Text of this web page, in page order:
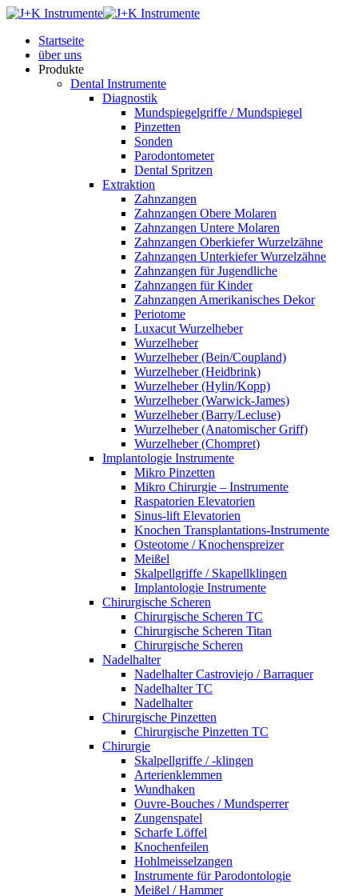
Startseite
über uns
Produkte
Dental Instrumente
Diagnostik
Mundspiegelgriffe / Mundspiegel
Pinzetten
Sonden
Parodontometer
Dental Spritzen
Extraktion
Zahnzangen
Zahnzangen Obere Molaren
Zahnzangen Untere Molaren
Zahnzangen Oberkiefer Wurzelzähne
Zahnzangen Unterkiefer Wurzelzähne
Zahnzangen für Jugendliche
Zahnzangen für Kinder
Zahnzangen Amerikanisches Dekor
Periotome
Luxacut Wurzelheber
Wurzelheber
Wurzelheber (Bein/Coupland)
Wurzelheber (Heidbrink)
Wurzelheber (Hylin/Kopp)
Wurzelheber (Warwick-James)
Wurzelheber (Barry/Lecluse)
Wurzelheber (Anatomischer Griff)
Wurzelheber (Chompret)
Implantologie Instrumente
Mikro Pinzetten
Mikro Chirurgie – Instrumente
Raspatorien Elevatorien
Sinus-lift Elevatorien
Knochen Transplantations-Instrumente
Osteotome / Knochenspreizer
Meißel
Skalpellgriffe / Skapellklingen
Implantologie Instrumente
Chirurgische Scheren
Chirurgische Scheren TC
Chirurgische Scheren Titan
Chirurgische Scheren
Nadelhalter
Nadelhalter Castroviejo / Barraquer
Nadelhalter TC
Nadelhalter
Chirurgische Pinzetten
Chirurgische Pinzetten TC
Chirurgie
Skalpellgriffe / -klingen
Arterienklemmen
Wundhaken
Ouvre-Bouches / Mundsperrer
Zungenspatel
Scharfe Löffel
Knochenfeilen
Hohlmeisselzangen
Instrumente für Parodontologie
Meißel / Hammer